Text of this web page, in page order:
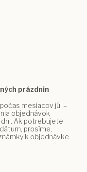
prázdnin
mesiacov júl –
objednávok
Ak potrebujete
prosíme,
k objednávke.